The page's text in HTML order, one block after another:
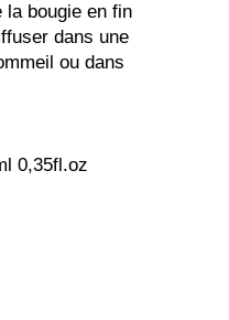
la bougie en fin
dans une
ou dans
0,35fl.oz